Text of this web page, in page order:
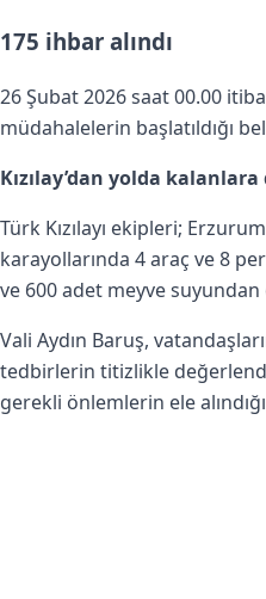
175 ihbar alındı
26 Şubat 2026 saat 00.00
müdahalelerin başlatıldığı
Kızılay’dan yolda
Türk Kızılayı ekipleri;
karayollarında 4 araç ve 8
ve 600 adet meyve
Vali Aydın Baruş,
tedbirlerin titizlikle
gerekli önlemlerin ele